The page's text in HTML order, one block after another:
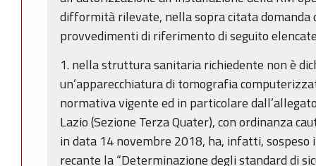
difformità rilevate, nella sopra citata domanda
provvedimenti di riferimento di seguito
1. nella struttura sanitaria richiedente non è
un’apparecchiatura di tomografia
normativa vigente ed in particolare
Lazio (Sezione Terza Quater), con ordinanza
in data 14 novembre 2018, ha, infatti, sospeso
recante la “Determinazione degli standard di